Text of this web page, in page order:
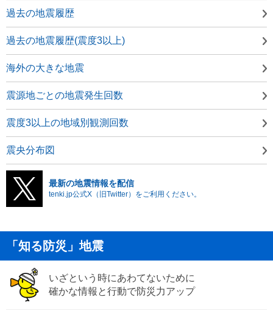
過去の地震履歴
過去の地震履歴(震度3以上)
海外の大きな地震
震源地ごとの地震発生回数
震度3以上の地域別観測回数
震央分布図
最新の地震情報を配信
tenki.jp公式X（旧Twitter）をご利用ください。
「知る防災」地震
いざという時にあわてないために
確かな情報と行動で防災力アップ